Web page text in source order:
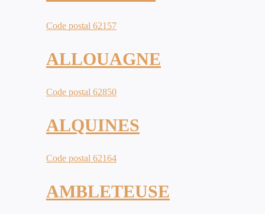
Code postal 62157
ALLOUAGNE
Code postal 62850
ALQUINES
Code postal 62164
AMBLETEUSE